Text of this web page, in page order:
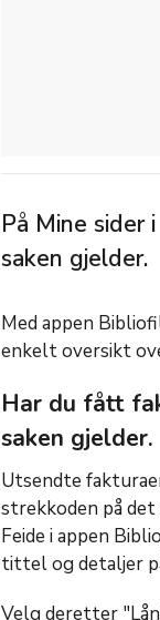
På Mine sider
saken gjelder.
Med appen
enkelt oversikt
Har du fått
saken gjelder.
Utsendte
strekkoden på
Feide i appen
tittel og detaljer
Velg deretter